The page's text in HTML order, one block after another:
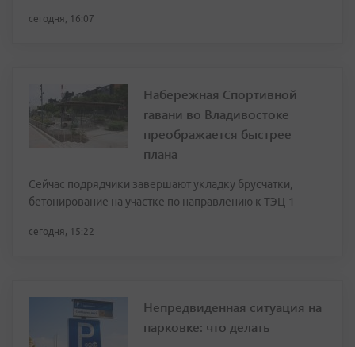
сегодня, 16:07
Набережная Спортивной
гавани во Владивостоке
преображается быстрее
плана
Сейчас подрядчики завершают укладку брусчатки,
бетонирование на участке по направлению к ТЭЦ-1
сегодня, 15:22
Непредвиденная ситуация на
парковке: что делать